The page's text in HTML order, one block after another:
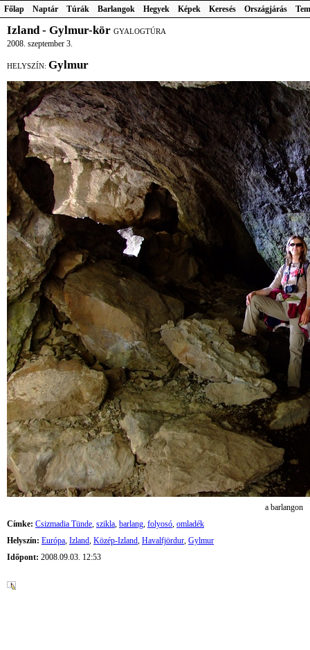
Főlap Naptár Túrák Barlangok Hegyek Képek Keresés Országjárás
Izland - Gylmur-kör GYALOGTÚRA
2008. szeptember 3.
HELYSZÍN: Gylmur
a barlangon
Címke: Csizmadia Tünde, szikla, barlang, folyosó, omladék
Helyszín: Európa, Izland, Közép-Izland, Havalfjördur, Gylmur
Időpont: 2008.09.03. 12:53